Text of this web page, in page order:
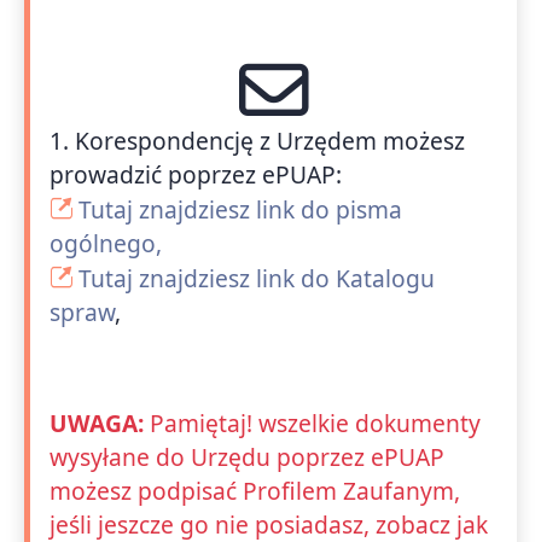
1. Korespondencję z Urzędem możesz
prowadzić poprzez ePUAP:
Tutaj znajdziesz link do pisma
ogólnego,
Tutaj znajdziesz link do Katalogu
spraw,
UWAGA: Pamiętaj! wszelkie dokumenty
wysyłane do Urzędu poprzez ePUAP
możesz podpisać Profilem Zaufanym,
jeśli jeszcze go nie posiadasz, zobacz jak